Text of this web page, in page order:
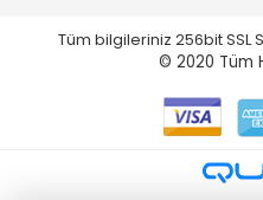
Tüm bilgileriniz 256bit SSL
© 2020 Tüm